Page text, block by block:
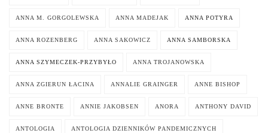
ANNA M. GORGOLEWSKA ANNA MADEJAK ANNA POTYRA
ANNA ROZENBERG ANNA SAKOWICZ ANNA SAMBORSKA
ANNA SZYMECZEK-PRZYBYŁO ANNA TROJANOWSKA
ANNA ZGIERUN ŁACINA ANNALIE GRAINGER ANNE BISHOP
ANNE BRONTE ANNIE JAKOBSEN ANORA ANTHONY DAVID
ANTOLOGIA ANTOLOGIA DZIENNIKÓW PANDEMICZNYCH